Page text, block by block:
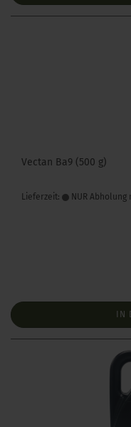
Vectan Ba9 (500 g)
Lieferzeit: NUR
IN